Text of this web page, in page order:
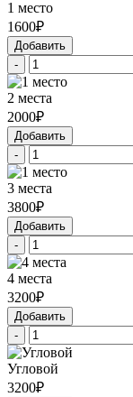
1 место
1600₽
Добавить
-
2 места
2000₽
Добавить
-
3 места
3800₽
Добавить
-
4 места
3200₽
Добавить
-
Угловой
3200₽